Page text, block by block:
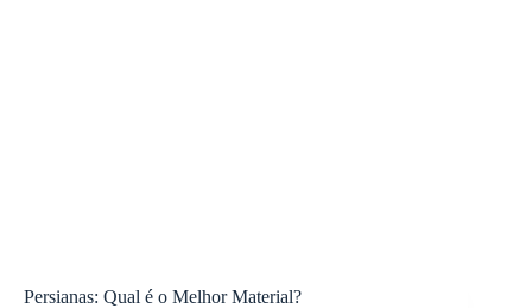
Persianas: Qual é o Melhor Material?